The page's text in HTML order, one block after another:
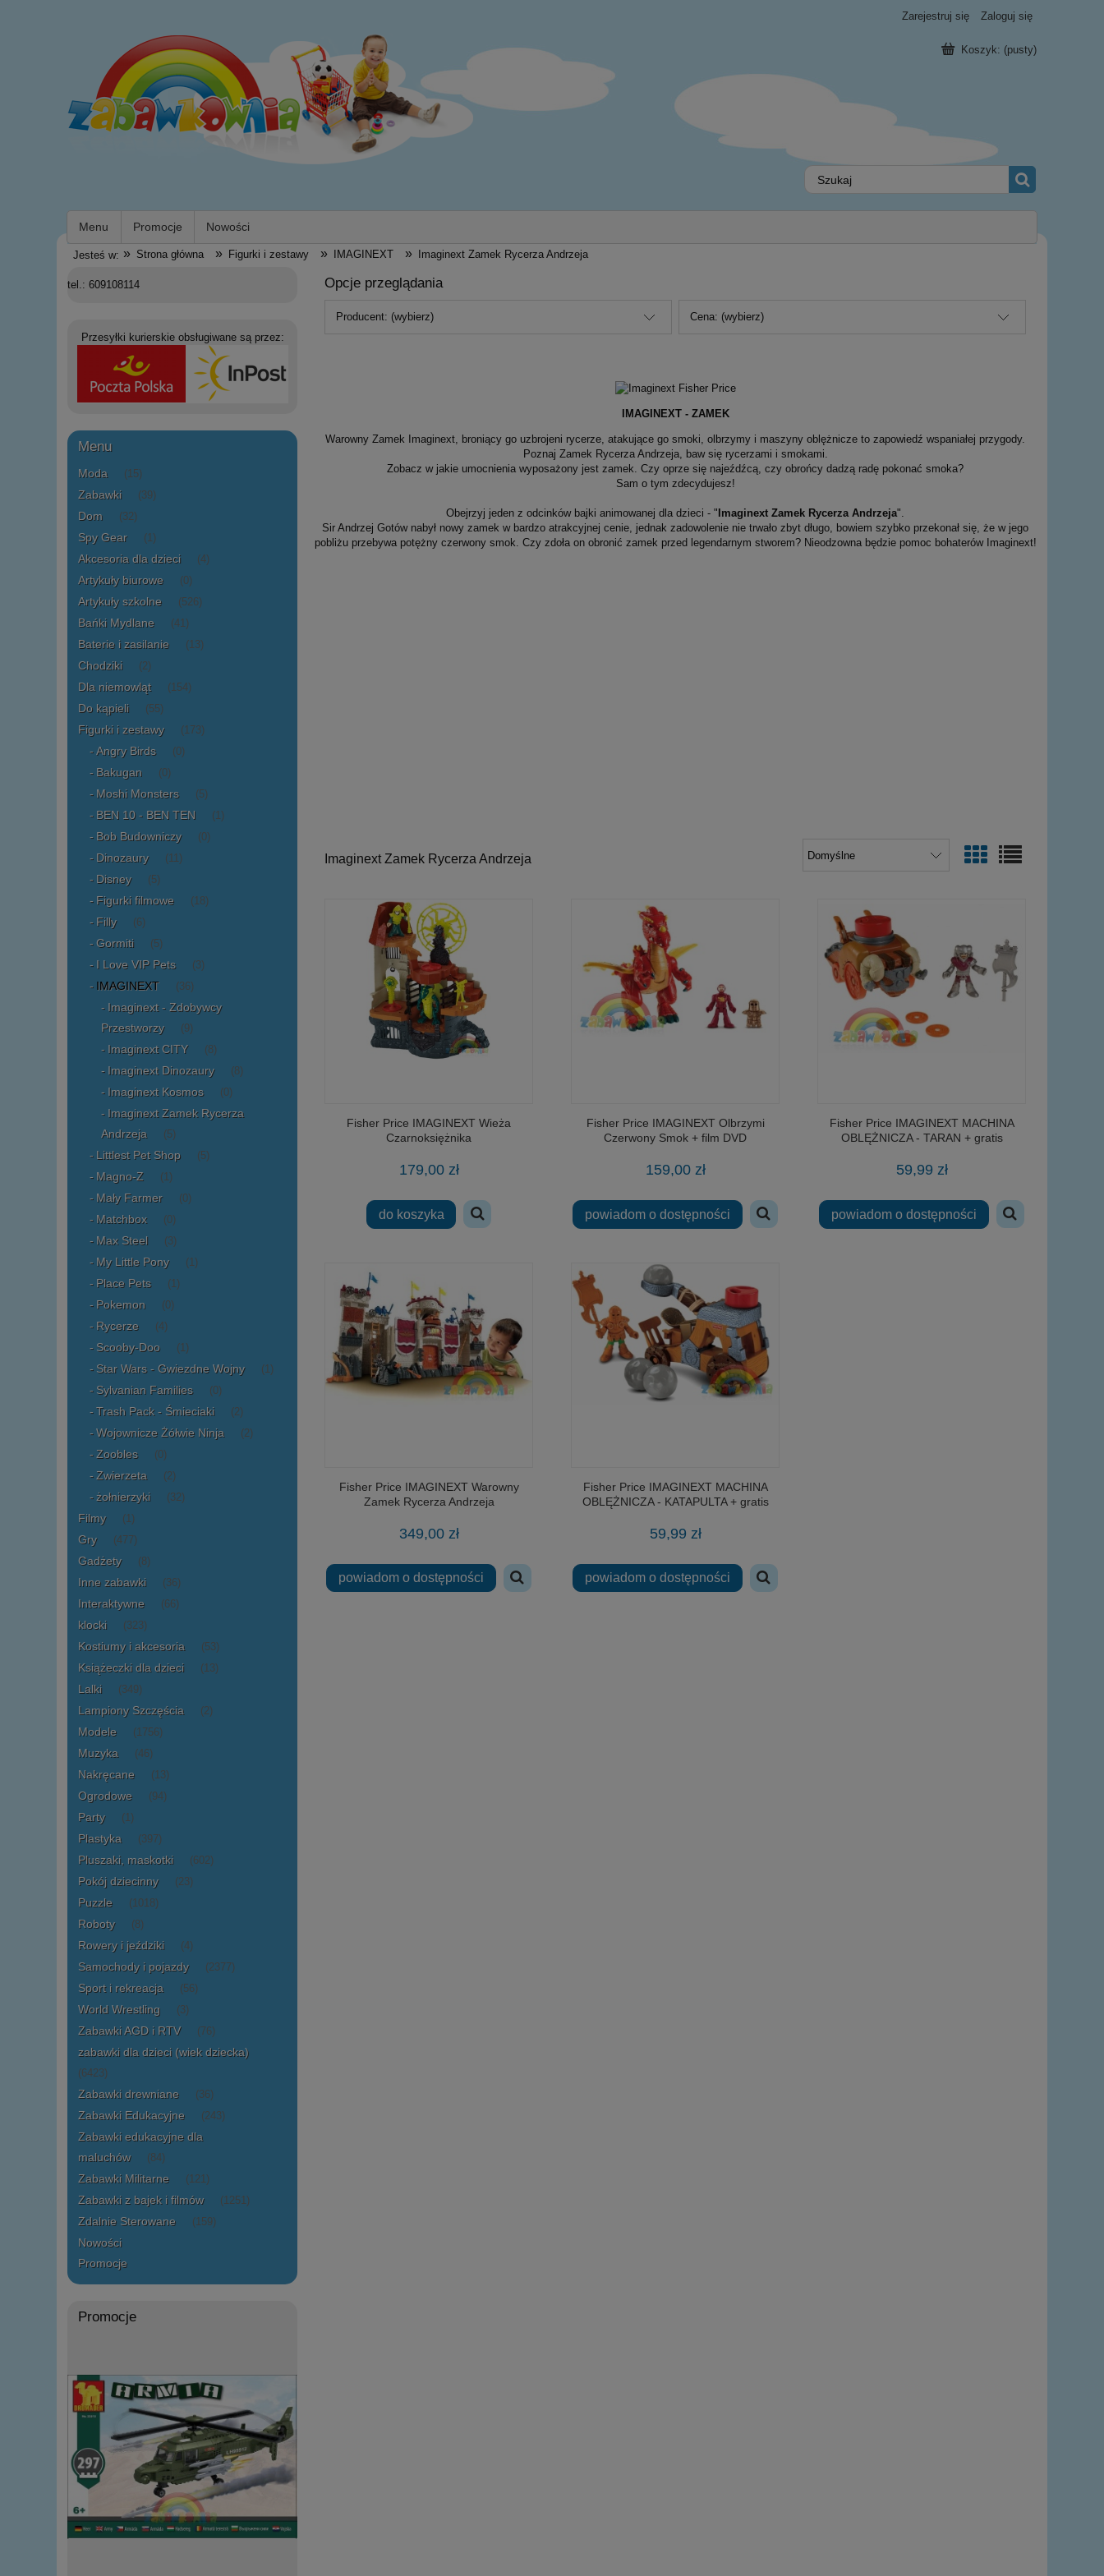
Zarejestruj się Zaloguj się
Koszyk: (pusty)
Menu Promocje Nowości
Jesteś w: » Strona główna » Figurki i zestawy » IMAGINEXT » Imaginext Zamek Rycerza Andrzeja
tel.: 609108114
Przesyłki kurierskie obsługiwane są przez:
Menu
Moda (15)
Zabawki (39)
Dom (32)
Spy Gear (1)
Akcesoria dla dzieci (4)
Artykuły biurowe (0)
Artykuły szkolne (526)
Bańki Mydlane (41)
Baterie i zasilanie (13)
Chodziki (2)
Dla niemowląt (154)
Do kąpieli (55)
Figurki i zestawy (173)
Angry Birds (0)
Bakugan (0)
Moshi Monsters (5)
BEN 10 - BEN TEN (1)
Bob Budowniczy (0)
Dinozaury (11)
Disney (5)
Figurki filmowe (18)
Filly (6)
Gormiti (5)
I Love VIP Pets (3)
IMAGINEXT (36)
Imaginext - Zdobywcy
Przestworzy
(9)
Imaginext CITY (8)
Imaginext Dinozaury (8)
Imaginext Kosmos (0)
Imaginext Zamek Rycerza
Andrzeja
(5)
Littlest Pet Shop (5)
Magno-Z (1)
Mały Farmer (0)
Matchbox (0)
Max Steel (3)
My Little Pony (1)
Place Pets (1)
Pokemon (0)
Rycerze (4)
Scooby-Doo (1)
Star Wars - Gwiezdne Wojny (1)
Sylvanian Families (0)
Trash Pack - Śmieciaki (2)
Wojownicze Żółwie Ninja (2)
Zoobles (0)
Zwierzeta (2)
żołnierzyki (32)
Filmy (1)
Gry (477)
Gadżety (8)
Inne zabawki (36)
Interaktywne (66)
klocki (323)
Kostiumy i akcesoria (53)
Książeczki dla dzieci (13)
Lalki (349)
Lampiony Szczęścia (2)
Modele (1756)
Muzyka (46)
Nakręcane (13)
Ogrodowe (94)
Party (1)
Plastyka (397)
Pluszaki, maskotki (602)
Pokój dziecinny (23)
Puzzle (1018)
Roboty (8)
Rowery i jeździki (4)
Samochody i pojazdy (2377)
Sport i rekreacja (56)
World Wrestling (3)
Zabawki AGD i RTV (76)
zabawki dla dzieci (wiek dziecka)
(6423)
Zabawki drewniane (36)
Zabawki Edukacyjne (243)
Zabawki edukacyjne dla
maluchów
(84)
Zabawki Militarne (121)
Zabawki z bajek i filmów (1251)
Zdalnie Sterowane (159)
Nowości
Promocje
Promocje
Opcje przeglądania
Producent: (wybierz) Cena: (wybierz)
IMAGINEXT - ZAMEK
Warowny Zamek Imaginext, broniący go uzbrojeni rycerze, atakujące go smoki, olbrzymy i maszyny oblężnicze to zapowiedź wspaniałej przygody.
Poznaj Zamek Rycerza Andrzeja, baw się rycerzami i smokami.
Zobacz w jakie umocnienia wyposażony jest zamek. Czy oprze się najeźdźcą, czy obrońcy dadzą radę pokonać smoka?
Sam o tym zdecydujesz!
Obejrzyj jeden z odcinków bajki animowanej dla dzieci - "Imaginext Zamek Rycerza Andrzeja".
Sir Andrzej Gotów nabył nowy zamek w bardzo atrakcyjnej cenie, jednak zadowolenie nie trwało zbyt długo, bowiem szybko przekonał się, że w jego
pobliżu przebywa potężny czerwony smok. Czy zdoła on obronić zamek przed legendarnym stworem? Nieodzowna będzie pomoc bohaterów Imaginext!
Imaginext Zamek Rycerza Andrzeja
Fisher Price IMAGINEXT Wieża
Czarnoksiężnika
179,00 zł
do koszyka
Fisher Price IMAGINEXT Olbrzymi
Czerwony Smok + film DVD
159,00 zł
powiadom o dostępności
Fisher Price IMAGINEXT MACHINA
OBLĘŻNICZA - TARAN + gratis
59,99 zł
powiadom o dostępności
Fisher Price IMAGINEXT Warowny
Zamek Rycerza Andrzeja
349,00 zł
powiadom o dostępności
Fisher Price IMAGINEXT MACHINA
OBLĘŻNICZA - KATAPULTA + gratis
59,99 zł
powiadom o dostępności